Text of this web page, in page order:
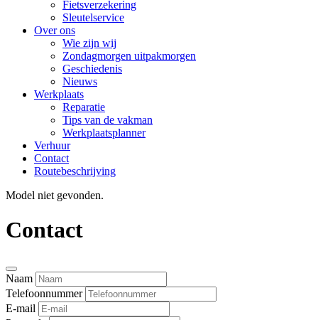
Fietsverzekering
Sleutelservice
Over ons
Wie zijn wij
Zondagmorgen uitpakmorgen
Geschiedenis
Nieuws
Werkplaats
Reparatie
Tips van de vakman
Werkplaatsplanner
Verhuur
Contact
Routebeschrijving
Model niet gevonden.
Contact
Naam
Telefoonnummer
E-mail